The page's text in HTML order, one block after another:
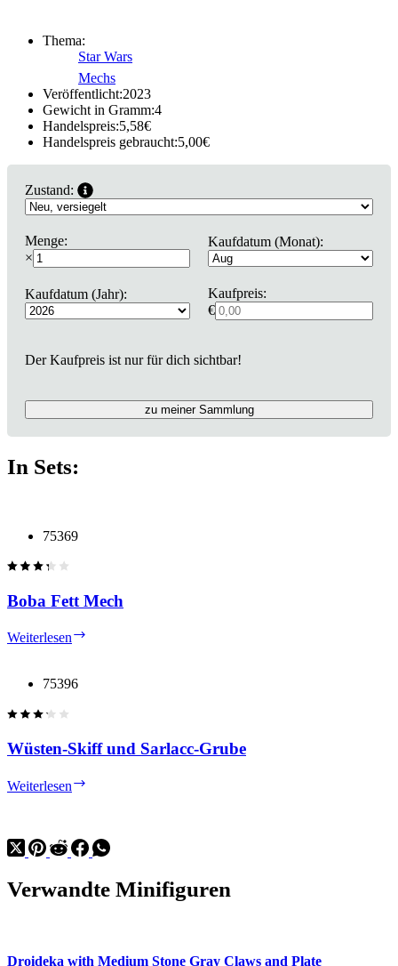
Thema:
Star Wars
Mechs
Veröffentlicht:2023
Gewicht in Gramm:4
Handelspreis:5,58€
Handelspreis gebraucht:5,00€
Zustand:
Menge:
×
Kaufdatum (Monat):
Kaufdatum (Jahr):
Kaufpreis:
€
Der Kaufpreis ist nur für dich sichtbar!
zu meiner Sammlung
In Sets:
75369
Boba Fett Mech
Weiterlesen
75396
Wüsten-Skiff und Sarlacc-Grube
Weiterlesen
Grube
Verwandte Minifiguren
Droideka with Medium Stone Gray Claws and Plate